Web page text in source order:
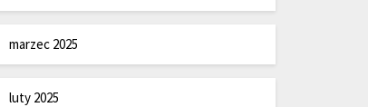
marzec 2025
luty 2025